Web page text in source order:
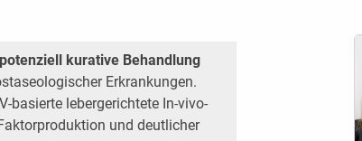
kurative Behandlung
Erkrankungen.
basierte lebergerichtete In-vivo-
und deutlicher